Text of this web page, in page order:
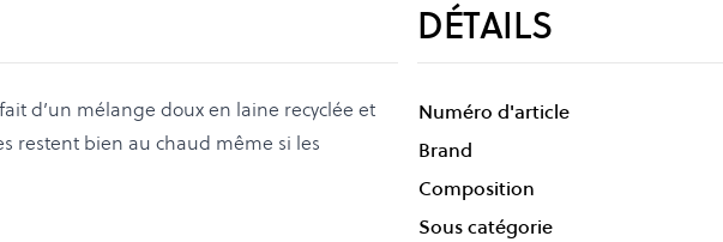
d’un mélange doux en laine recyclée et
restent bien au chaud même si les
DÉTAILS
Numéro d'article
Brand
Composition
Sous catégorie